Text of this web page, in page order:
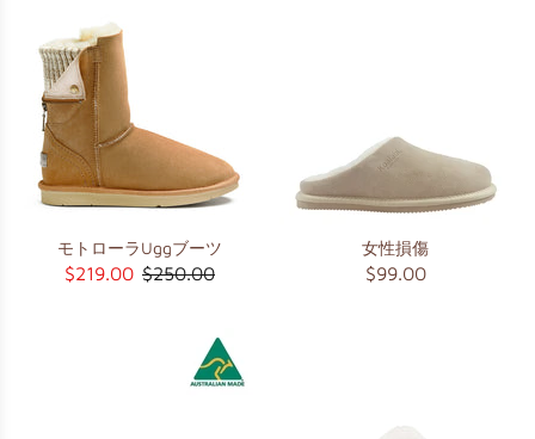
モトローラUggブーツ
$219.00 $250.00
女性損傷
$99.00